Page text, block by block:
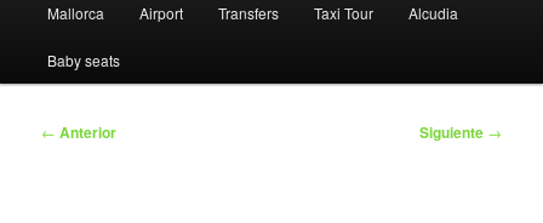
Mallorca Airport Transfers Taxi Tour Alcudia
Baby seats
Navegación
← Anterior Siguiente →